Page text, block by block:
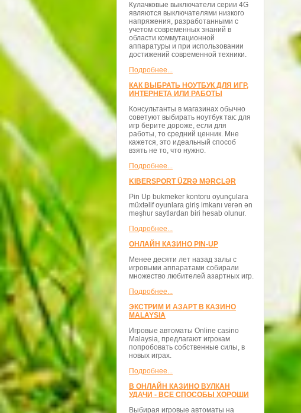
Кулачковые выключатели серии 4G
являются выключателями низкого
напряжения, разработанными с
учетом современных знаний в
области коммутационной
аппаратуры и при использовании
достижений современной техники.
Подробнее...
КАК ВЫБРАТЬ НОУТБУК ДЛЯ ИГР,
ИНТЕРНЕТА ИЛИ РАБОТЫ
Консультанты в магазинах обычно
советуют выбирать ноутбук так: для
игр берите дороже, если для
работы, то средний ценник. Мне
кажется, это идеальный способ
взять не то, что нужно.
Подробнее...
KIBERSPORT ÜZRƏ MƏRCLƏR
Pin Up bukmeker kontoru oyunçulara
müxtəlif oyunlara giriş imkanı verən ən
məşhur saytlardan biri hesab olunur.
Подробнее...
ОНЛАЙН КАЗИНО PIN-UP
Менее десяти лет назад залы с
игровыми аппаратами собирали
множество любителей азартных игр.
Подробнее...
ЭКСТРИМ И АЗАРТ В КАЗИНО
MALAYSIA
Игровые автоматы Online casino
Malaysia, предлагают игрокам
попробовать собственные силы, в
новых играх.
Подробнее...
В ОНЛАЙН КАЗИНО ВУЛКАН
УДАЧИ - ВСЕ СПОСОБЫ ХОРОШИ
Выбирая игровые автоматы на